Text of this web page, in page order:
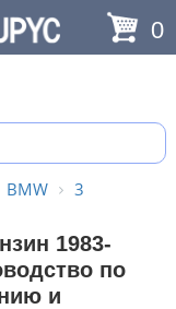
0
BMW 3
1983-
по
и